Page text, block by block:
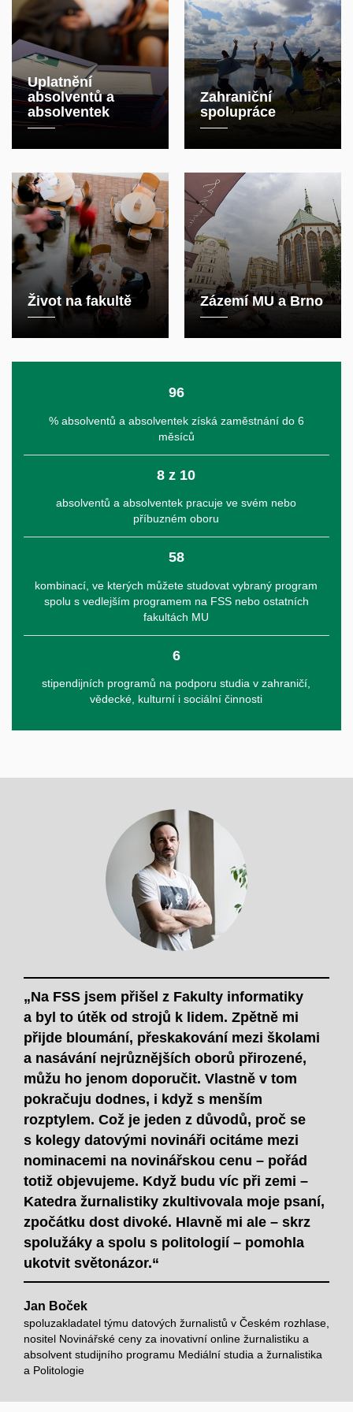
Uplatnění
absolventů a
absolventek
Zahraniční
spolupráce
Život na fakultě Zázemí MU a Brno
96
% absolventů a absolventek získá zaměstnání do 6
měsíců
8 z 10
absolventů a absolventek pracuje ve svém nebo
příbuzném oboru
58
kombinací, ve kterých můžete studovat vybraný program
spolu s vedlejším programem na FSS nebo ostatních
fakultách MU
6
stipendijních programů na podporu studia v zahraničí,
vědecké, kulturní i sociální činnosti
„Na FSS jsem přišel z Fakulty informatiky
a byl to útěk od strojů k lidem. Zpětně mi
přijde bloumání, přeskakování mezi školami
a nasávání nejrůznějších oborů přirozené,
můžu ho jenom doporučit. Vlastně v tom
pokračuju dodnes, i když s menším
rozptylem. Což je jeden z důvodů, proč se
s kolegy datovými novináři ocitáme mezi
nominacemi na novinářskou cenu – pořád
totiž objevujeme. Když budu víc při zemi –
Katedra žurnalistiky zkultivovala moje psaní,
zpočátku dost divoké. Hlavně mi ale – skrz
spolužáky a spolu s politologií – pomohla
ukotvit světonázor.“
Jan Boček
spoluzakladatel týmu datových žurnalistů v Českém rozhlase,
nositel Novinářské ceny za inovativní online žurnalistiku a
absolvent studijního programu Mediální studia a žurnalistika
a Politologie